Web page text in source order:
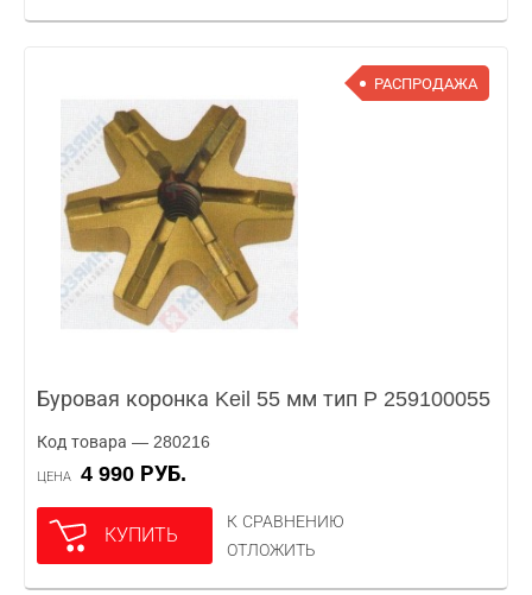
РАСПРОДАЖА
Буровая коронка Keil 55 мм тип P 259100055
Код товара — 280216
ЦЕНА 4 990 РУБ.
КУПИТЬ
К СРАВНЕНИЮ
ОТЛОЖИТЬ